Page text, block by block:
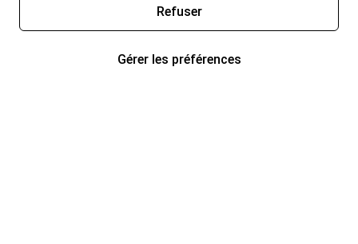
Refuser
Gérer les préférences